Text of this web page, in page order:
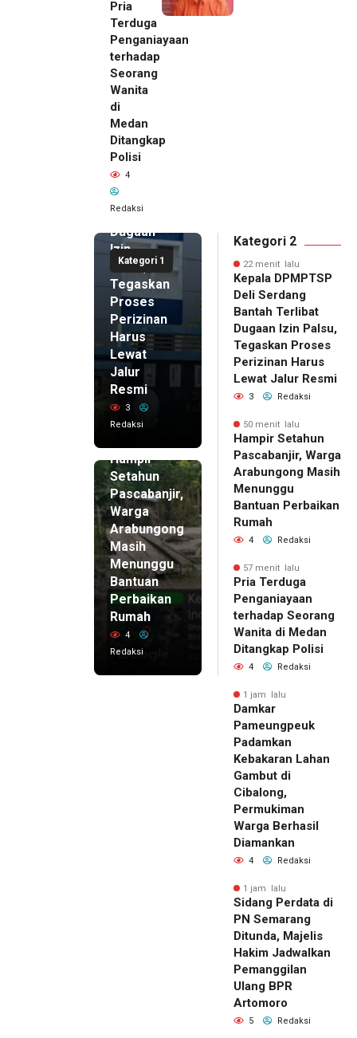
Pria
Terduga
Penganiayaan
terhadap
Seorang
Wanita
di
Medan
Ditangkap
Polisi
4
Redaksi
Kategori 1
lalu
Kepala
DPMPTSP
Deli
Serdang
Bantah
Terlibat
Dugaan
Izin
Palsu,
Tegaskan
Proses
Perizinan
Harus
Lewat
Jalur
Resmi
3
Redaksi
Hampir
Setahun
Pascabanjir,
Warga
Arabungong
Masih
Menunggu
Bantuan
Perbaikan
Rumah
4
Redaksi
Kategori 2
22 menit lalu
Kepala DPMPTSP
Deli Serdang
Bantah Terlibat
Dugaan Izin Palsu,
Tegaskan Proses
Perizinan Harus
Lewat Jalur Resmi
3 Redaksi
50 menit lalu
Hampir Setahun
Pascabanjir, Warga
Arabungong Masih
Menunggu
Bantuan Perbaikan
Rumah
4 Redaksi
57 menit lalu
Pria Terduga
Penganiayaan
terhadap Seorang
Wanita di Medan
Ditangkap Polisi
4 Redaksi
1 jam lalu
Damkar
Pameungpeuk
Padamkan
Kebakaran Lahan
Gambut di
Cibalong,
Permukiman
Warga Berhasil
Diamankan
4 Redaksi
1 jam lalu
Sidang Perdata di
PN Semarang
Ditunda, Majelis
Hakim Jadwalkan
Pemanggilan
Ulang BPR
Artomoro
5 Redaksi